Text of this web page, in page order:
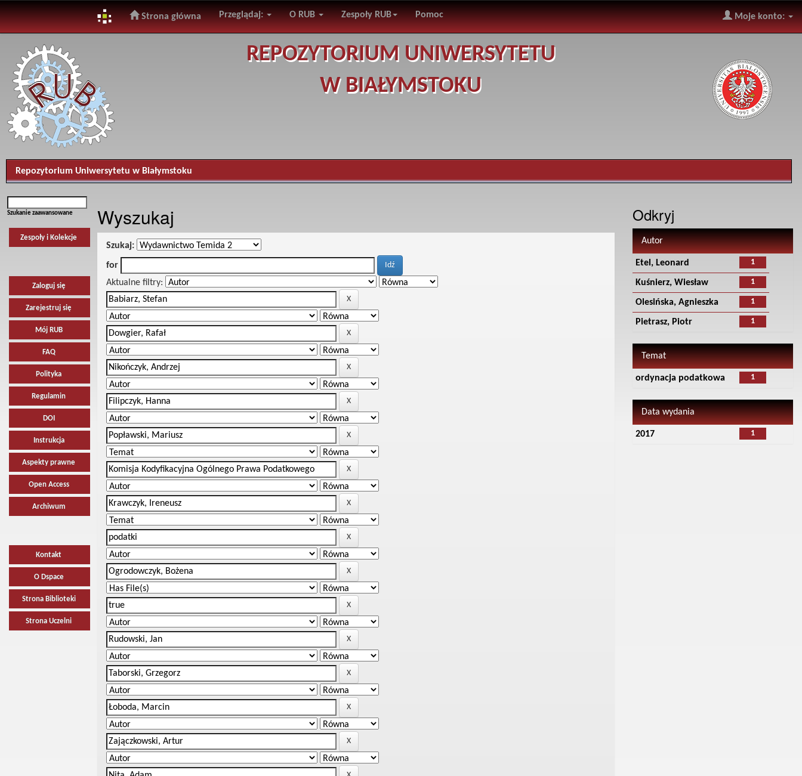
navigation
Strona główna Przeglądaj: O RUB Zespoły RUB Pomoc Moje konto:
REPOZYTORIUM UNIWERSYTETU
W BIAŁYMSTOKU
Repozytorium Uniwersytetu w Białymstoku
Szukanie zaawansowane
Zespoły i Kolekcje
Zaloguj się
Zarejestruj się
Mój RUB
FAQ
Polityka
Regulamin
DOI
Instrukcja
Aspekty prawne
Open Access
Archiwum
Kontakt
O Dspace
Strona Biblioteki
Strona Uczelni
Wyszukaj
Szukaj:
for
Aktualne filtry:
Odkryj
Autor
1
Etel, Leonard
1
Kuśnierz, Wiesław
1
Olesińska, Agnieszka
1
Pietrasz, Piotr
Temat
1
ordynacja podatkowa
Data wydania
1
2017